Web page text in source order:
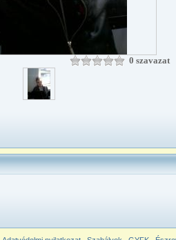
0 szavazat